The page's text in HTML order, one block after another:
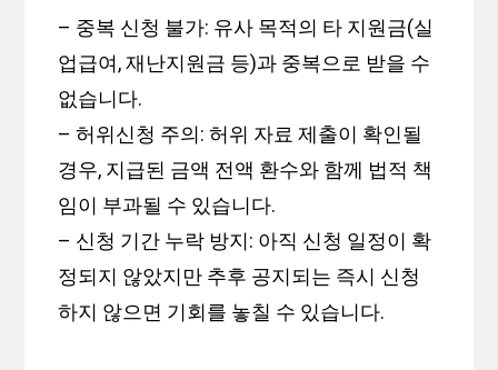
– 중복 신청 불가: 유사 목적의 타 지원금(실
업급여, 재난지원금 등)과 중복으로 받을 수
없습니다.
– 허위신청 주의: 허위 자료 제출이 확인될
경우, 지급된 금액 전액 환수와 함께 법적 책
임이 부과될 수 있습니다.
– 신청 기간 누락 방지: 아직 신청 일정이 확
정되지 않았지만 추후 공지되는 즉시 신청
하지 않으면 기회를 놓칠 수 있습니다.